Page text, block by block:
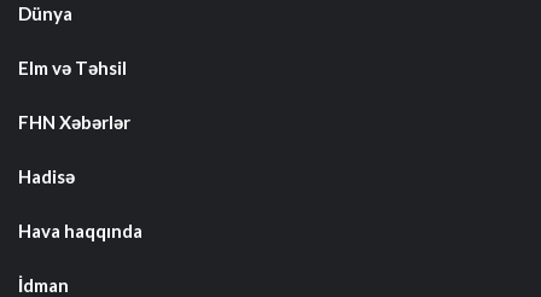
Dünya
Elm və Təhsil
FHN Xəbərlər
Hadisə
Hava haqqında
İdman